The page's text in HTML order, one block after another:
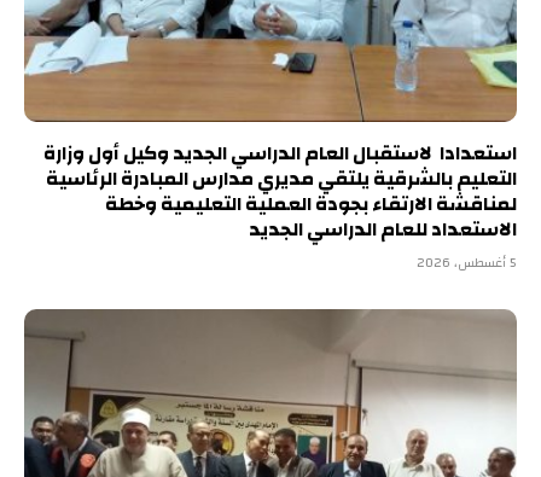
استعدادا لاستقبال العام الدراسي الجديد وكيل أول وزارة
التعليم بالشرقية يلتقي مديري مدارس المبادرة الرئاسية
لمناقشة الارتقاء بجودة العملية التعليمية وخطة
الاستعداد للعام الدراسي الجديد
5 أغسطس، 2026